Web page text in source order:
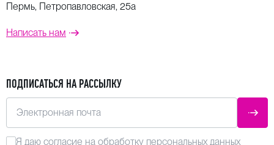
Пермь, Петропавловская, 25а
Написать нам
ПОДПИСАТЬСЯ НА РАССЫЛКУ
Электронная почта
Я даю согласие на обработку персональных данных